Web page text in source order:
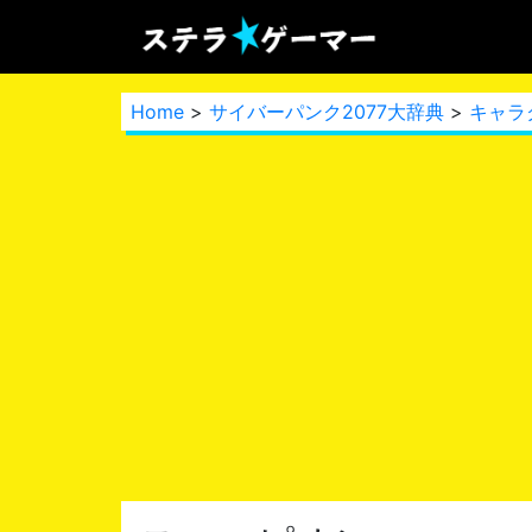
Home > サイバーパンク2077大辞典 > キャラ